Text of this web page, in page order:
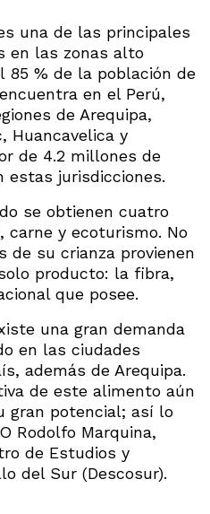
una de las principales
en las zonas alto
85 % de la población de
en el Perú,
de Arequipa,
Huancavelica y
de 4.2 millones de
estas jurisdicciones.
se obtienen cuatro
carne y ecoturismo. No
su crianza provienen
producto: la fibra,
que posee.
una gran demanda
en las ciudades
además de Arequipa.
de este alimento aún
gran potencial; así lo
Rodolfo Marquina,
de Estudios y
del Sur (Descosur).